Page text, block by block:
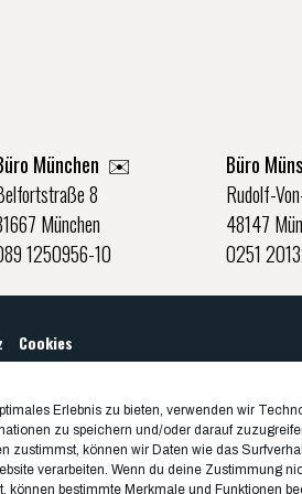
Erlebnis zu bieten, verwenden wir
zu speichern und/oder darauf
zustimmst, können wir Daten wie das
verarbeiten. Wenn du deine Zustimmung
können bestimmte Merkmale und Funktionen
München ✉️
8
München
1250956-10
Büro
Rudolf-
48147
0251
Cookies